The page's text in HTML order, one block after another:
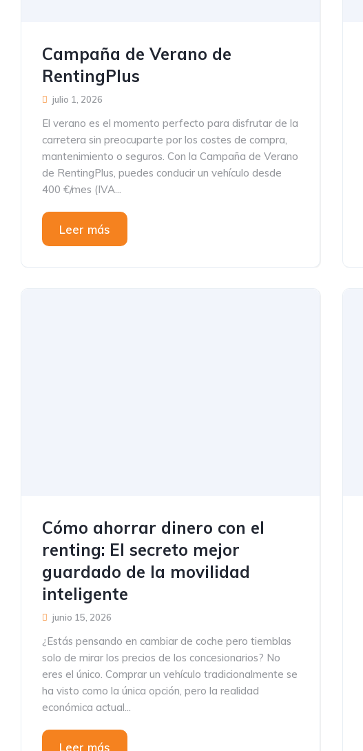
Campaña de Verano de
RentingPlus
julio 1, 2026
El verano es el momento perfecto para disfrutar de la
carretera sin preocuparte por los costes de compra,
mantenimiento o seguros. Con la Campaña de Verano
de RentingPlus, puedes conducir un vehículo desde
400 €/mes (IVA...
Leer más
Cómo ahorrar dinero con el
renting: El secreto mejor
guardado de la movilidad
inteligente
junio 15, 2026
¿Estás pensando en cambiar de coche pero tiemblas
solo de mirar los precios de los concesionarios? No
eres el único. Comprar un vehículo tradicionalmente se
ha visto como la única opción, pero la realidad
económica actual...
Leer más